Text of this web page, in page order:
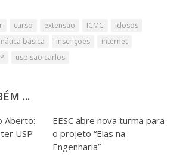
curso extensão ICMC
idosos
básica inscrições
internet
usp são carlos
...
Aberto:
USP
EESC abre nova turma para
o projeto “Elas na
Engenharia”